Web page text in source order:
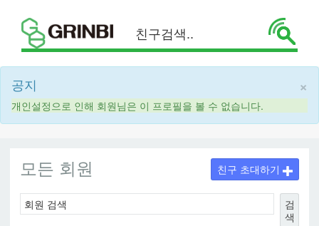
×
공지
개인설정으로 인해 회원님은 이 프로필을 볼 수 없습니다.
모든 회원
검
색
친구 초대하기